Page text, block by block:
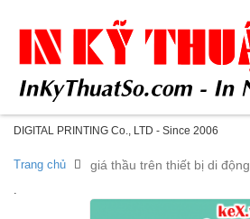
DIGITAL PRINTING Co., LTD - Since 2006
Trang chủ giá thầu trên thiết bị di động
.